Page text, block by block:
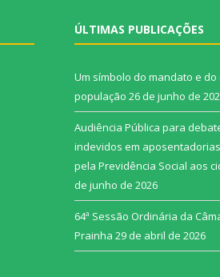
ÚLTIMAS PUBLICAÇÕES
Um símbolo do mandato e
população 26 de junho de
Audiência Pública para
indevidos em
pela Previdência Social aos
de junho de 2026
64ª Sessão Ordinária da
Prainha 29 de abril de 2026